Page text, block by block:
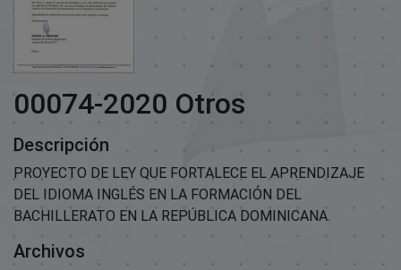
00074-2020 Otros
Descripción
PROYECTO DE LEY QUE FORTALECE EL APRENDIZAJE
DEL IDIOMA INGLÉS EN LA FORMACIÓN DEL
BACHILLERATO EN LA REPÚBLICA DOMINICANA.
Archivos